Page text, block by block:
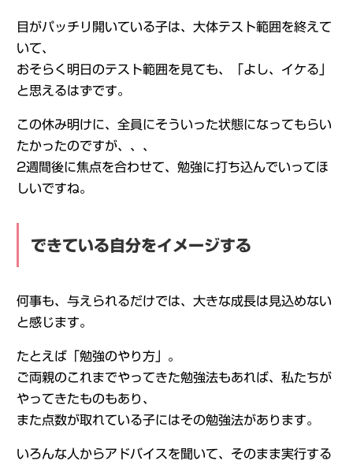
目がパッチリ開いている子は、大体テスト範囲を終えて
いて、
おそらく明日のテスト範囲を見ても、「よし、イケる」
と思えるはずです。
この休み明けに、全員にそういった状態になってもらい
たかったのですが、、、
2週間後に焦点を合わせて、勉強に打ち込んでいってほ
しいですね。
できている自分をイメージする
何事も、与えられるだけでは、大きな成長は見込めない
と感じます。
たとえば「勉強のやり方」。
ご両親のこれまでやってきた勉強法もあれば、私たちが
やってきたものもあり、
また点数が取れている子にはその勉強法があります。
いろんな人からアドバイスを聞いて、そのまま実行する